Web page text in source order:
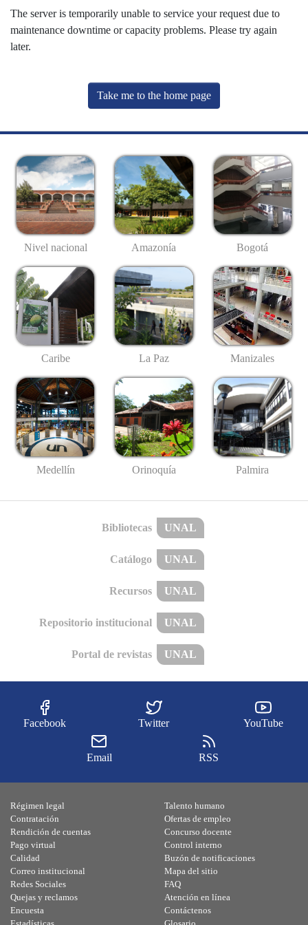
The server is temporarily unable to service your request due to
maintenance downtime or capacity problems. Please try again
later.
Take me to the home page
Nivel nacional Amazonía Bogotá
Caribe La Paz Manizales
Medellín Orinoquía Palmira
Bibliotecas UNAL
Catálogo UNAL
Recursos UNAL
Repositorio institucional UNAL
Portal de revistas UNAL
Facebook Twitter YouTube
Email RSS
Régimen legal
Contratación
Rendición de cuentas
Pago virtual
Calidad
Talento humano
Ofertas de empleo
Concurso docente
Control interno
Buzón de notificaciones
Correo institucional
Redes Sociales
Quejas y reclamos
Encuesta
Mapa del sitio
FAQ
Atención en línea
Contáctenos